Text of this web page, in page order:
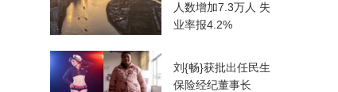
人数增加7.3万人 失
业率报4.2%
刘{畅}获批出任民生
保险经纪董事长